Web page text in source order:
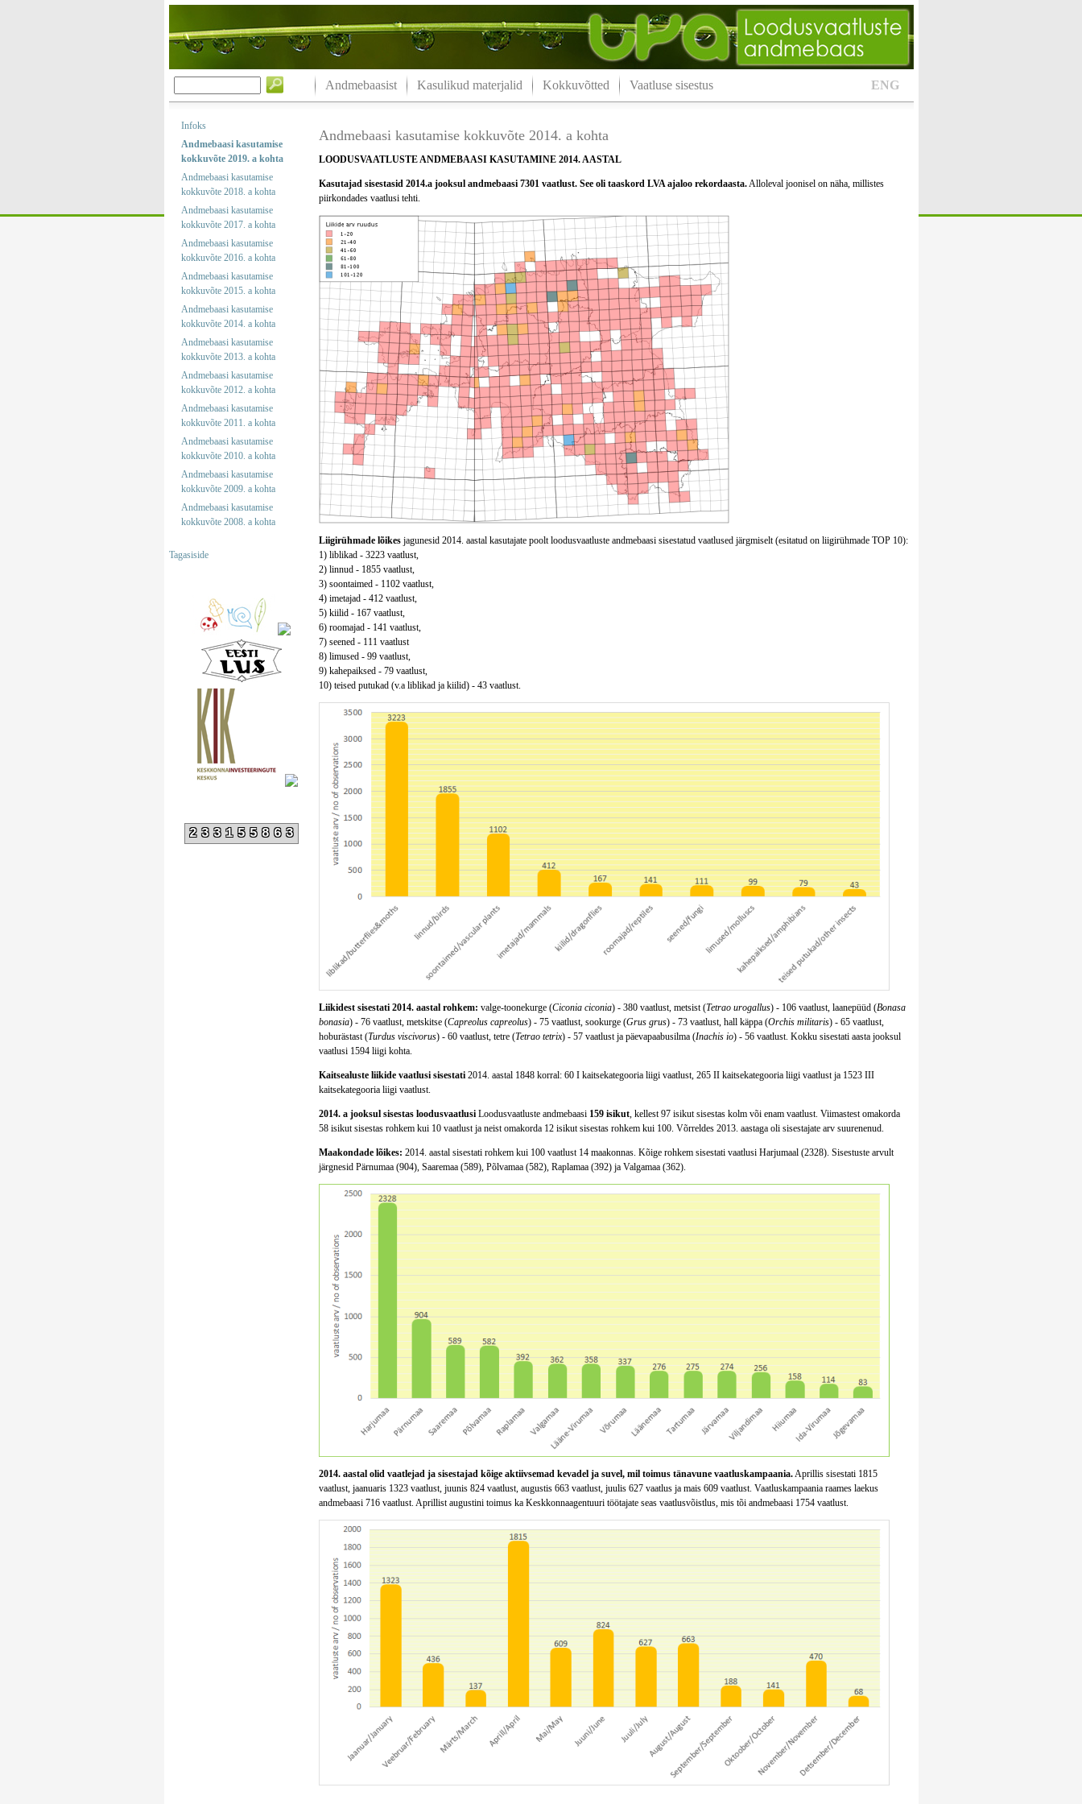
ENG
Andmebaasist Kasulikud materjalid Kokkuvõtted Vaatluse sisestus
Infoks
Andmebaasi kasutamise
kokkuvõte 2019. a kohta
Andmebaasi kasutamise
kokkuvõte 2018. a kohta
Andmebaasi kasutamise
kokkuvõte 2017. a kohta
Andmebaasi kasutamise
kokkuvõte 2016. a kohta
Andmebaasi kasutamise
kokkuvõte 2015. a kohta
Andmebaasi kasutamise
kokkuvõte 2014. a kohta
Andmebaasi kasutamise
kokkuvõte 2013. a kohta
Andmebaasi kasutamise
kokkuvõte 2012. a kohta
Andmebaasi kasutamise
kokkuvõte 2011. a kohta
Andmebaasi kasutamise
kokkuvõte 2010. a kohta
Andmebaasi kasutamise
kokkuvõte 2009. a kohta
Andmebaasi kasutamise
kokkuvõte 2008. a kohta
Tagasiside
233155863
Andmebaasi kasutamise kokkuvõte 2014. a kohta
LOODUSVAATLUSTE ANDMEBAASI KASUTAMINE 2014. AASTAL
Kasutajad sisestasid 2014.a jooksul andmebaasi 7301 vaatlust. See oli taaskord LVA ajaloo rekordaasta.Alloleval joonisel on näha, millistes
piirkondades vaatlusi tehti.
Liigirühmade lõikesjagunesid 2014. aastal kasutajate poolt loodusvaatluste andmebaasi sisestatud vaatlused järgmiselt (esitatud on liigirühmade TOP 10):
1) liblikad - 3223 vaatlust,
2) linnud - 1855 vaatlust,
3) soontaimed - 1102 vaatlust,
4) imetajad - 412 vaatlust,
5) kiilid - 167 vaatlust,
6) roomajad - 141 vaatlust,
7) seened - 111 vaatlust
8) limused - 99 vaatlust,
9) kahepaiksed - 79 vaatlust,
10) teised putukad (v.a liblikad ja kiilid) - 43 vaatlust.
Liikidest sisestati 2014. aastal rohkem: valge-toonekurge (Ciconia ciconia) - 380 vaatlust, metsist (Tetrao urogallus) - 106 vaatlust, laanepüüd (Bonasa
bonasia) - 76 vaatlust, metskitse (Capreolus capreolus) - 75 vaatlust, sookurge (Grus grus) - 73 vaatlust, hall käppa (Orchis militaris) - 65 vaatlust,
hoburästast (Turdus viscivorus) - 60 vaatlust, tetre (Tetrao tetrix) - 57 vaatlust ja päevapaabusilma (Inachis io) - 56 vaatlust. Kokku sisestati aasta jooksul
vaatlusi 1594 liigi kohta.
Kaitsealuste liikide vaatlusi sisestati2014. aastal 1848 korral: 60 I kaitsekategooria liigi vaatlust, 265 II kaitsekategooria liigi vaatlust ja 1523 III
kaitsekategooria liigi vaatlust.
2014. a jooksul sisestas loodusvaatlusiLoodusvaatluste andmebaasi 159 isikut, kellest 97 isikut sisestas kolm või enam vaatlust. Viimastest omakorda
58 isikut sisestas rohkem kui 10 vaatlust ja neist omakorda 12 isikut sisestas rohkem kui 100. Võrreldes 2013. aastaga oli sisestajate arv suurenenud.
Maakondade lõikes: 2014. aastal sisestati rohkem kui 100 vaatlust 14 maakonnas. Kõige rohkem sisestati vaatlusi Harjumaal (2328). Sisestuste arvult
järgnesid Pärnumaa (904), Saaremaa (589), Põlvamaa (582), Raplamaa (392) ja Valgamaa (362).
2014. aastal olid vaatlejad ja sisestajad kõige aktiivsemad kevadel ja suvel, mil toimus tänavune vaatluskampaania.Aprillis sisestati 1815
vaatlust, jaanuaris 1323 vaatlust, juunis 824 vaatlust, augustis 663 vaatlust, juulis 627 vaatlus ja mais 609 vaatlust. Vaatluskampaania raames laekus
andmebaasi 716 vaatlust. Aprillist augustini toimus ka Keskkonnaagentuuri töötajate seas vaatlusvõistlus, mis tõi andmebaasi 1754 vaatlust.